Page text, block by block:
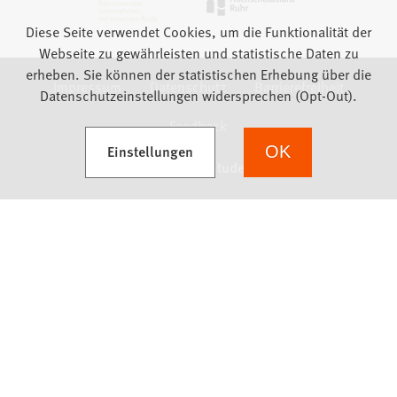
Impressum Datenschutz
Barrierefreiheit
Feedback
Diese Seite verwendet Cookies, um die Funktionalität der
Webseite zu gewährleisten und statistische Daten zu
erheben. Sie können der statistischen Erhebung über die
Datenschutzeinstellungen widersprechen (Opt-Out).
Einstellungen
(Öffnet in einem neuen Tab) OK